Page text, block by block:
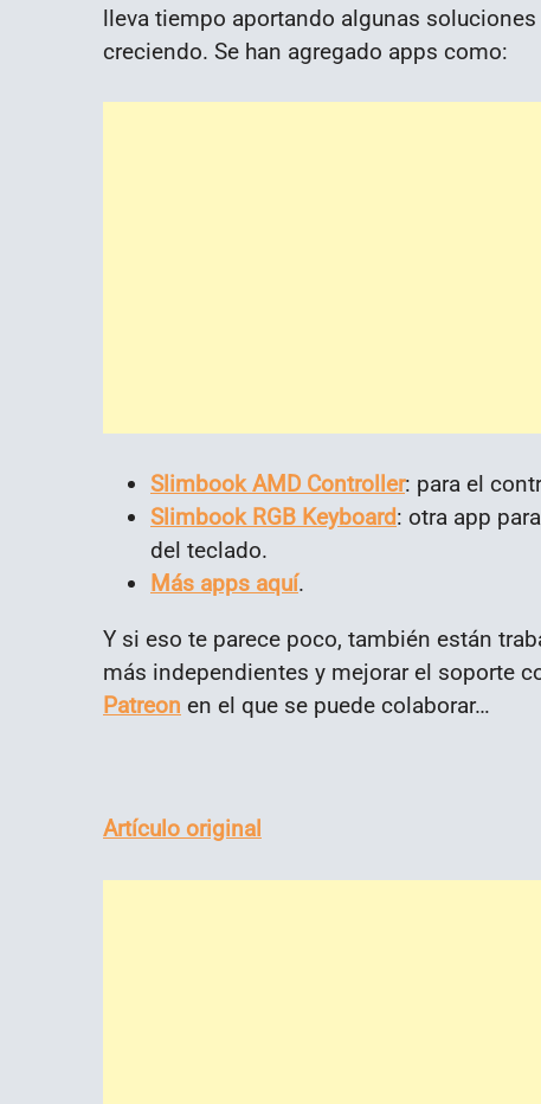
lleva tiempo aportando algunas
creciendo. Se han agregado apps como:
Slimbook AMD Controller: para el
Slimbook RGB Keyboard: otra app
del teclado.
Más apps aquí.
Y si eso te parece poco, también están
más independientes y mejorar el soporte
Patreon en el que se puede colaborar…
Artículo original